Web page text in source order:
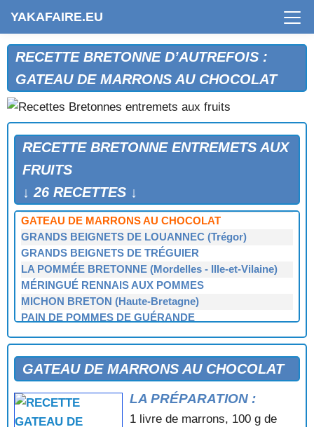
YAKAFAIRE.EU
RECETTE BRETONNE D’AUTREFOIS :
GATEAU DE MARRONS AU CHOCOLAT
RECETTE BRETONNE ENTREMETS AUX
FRUITS
↓ 26 RECETTES ↓
CONFITURE DE BAIES D'AUBÉPINE (Quiberon)
CONFITURE DE CAROTTES (Vannes)
COUPE DE FRAISES DES BOIS
CROUTES AUX FIGUES FRAICHES (St-Briac - St-
Lunaire)
D'AU RÉSINAIE DE LA SICAUDAIS
GATEAU AUX MARRONS
GATEAU DE FIGUES FRAICHES (St-Briac - St-Lunaire)
GATEAU DE MARRONS AU CHOCOLAT
GRANDS BEIGNETS DE LOUANNEC (Trégor)
GRANDS BEIGNETS DE TRÉGUIER
LA POMMÉE BRETONNE (Mordelles - Ille-et-Vilaine)
MÉRINGUÉ RENNAIS AUX POMMES
MICHON BRETON (Haute-Bretagne)
PAIN DE POMMES DE GUÉRANDE
POIRES AU VINAIGRE (Dol)
POMMES A L'EAU-DE- VIE (Haute-Bretagne)
POMMES A LA POÊLE (Haute-Bretagne)
POMMES AU CHOU CHEN
GATEAU DE MARRONS AU CHOCOLAT
LA PRÉPARATION :
1 livre de marrons, 100 g de